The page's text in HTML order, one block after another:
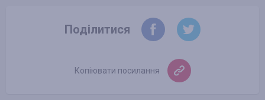
Поділитися
Копіювати посилання